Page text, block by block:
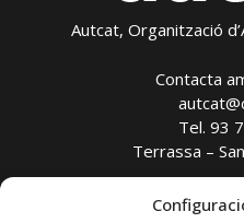
Autcat, Organització
Contacta
Tel. 93
Terrassa –
Avís